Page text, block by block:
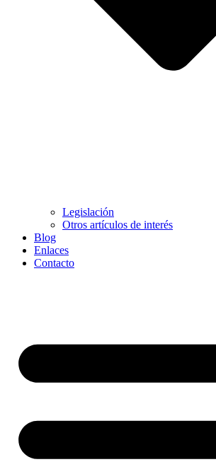
Legislación
Otros artículos de interés
Blog
Enlaces
Contacto